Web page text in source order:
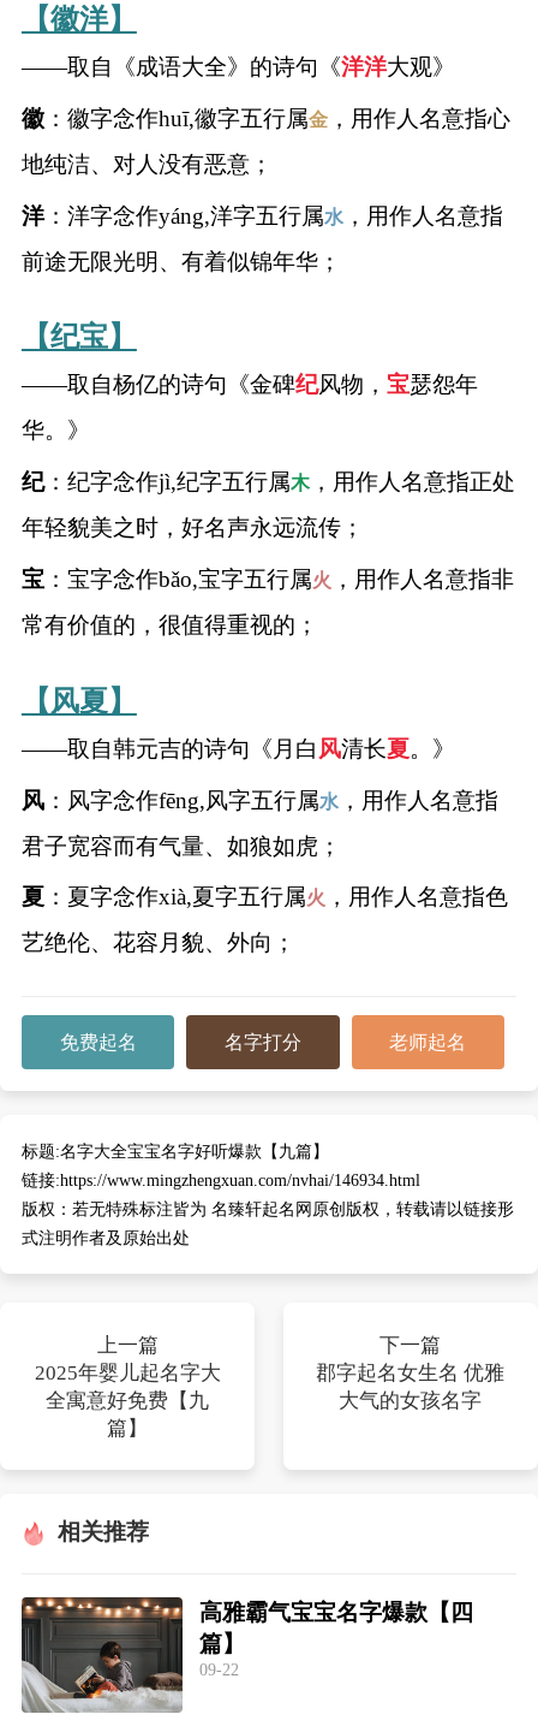
起
名
蛇年起名
虎年起名
取
名
宝
宝
取
名
名
字
打
分
生
辰
起
名
大
师
起
名
【徽洋】
——取自《成语大全》的诗句《洋洋大观》
徽：徽字念作huī,徽字五行属金，用作人名意指心
地纯洁、对人没有恶意；
洋：洋字念作yáng,洋字五行属水，用作人名意指
前途无限光明、有着似锦年华；
【纪宝】
——取自杨亿的诗句《金碑纪风物， 宝瑟怨年
华。》
纪：纪字念作jì,纪字五行属木，用作人名意指正处
年轻貌美之时，好名声永远流传；
宝 ：宝字念作bǎo,宝字五行属火 ，用作人名意指非
常有价值的，很值得重视的；
【风夏】
——取自韩元吉的诗句《月白 风清长夏。》
风：风字念作fēng,风字五行属水，用作人名意指
君子宽容而有气量、如狼如虎；
夏 ：夏字念作xià,夏字五行属火 ，用作人名意指色
艺绝伦、花容月貌、外向；
免费起名 名字打分 老师起名
标题:名字大全宝宝名字好听爆款【九篇】
链接:https://www.mingzhengxuan.com/nvhai/146934.html
版权： 若无特殊标注皆为 名臻轩起名网原创版权，转载请以链接形
式注明作者及原始出处
上一篇
2025年婴儿起名字大
全寓意好免费【九
篇】
下一篇
郡字起名女生名 优雅
大气的女孩名字
相关推荐
高雅霸气宝宝名字爆款【四
篇】
09-22